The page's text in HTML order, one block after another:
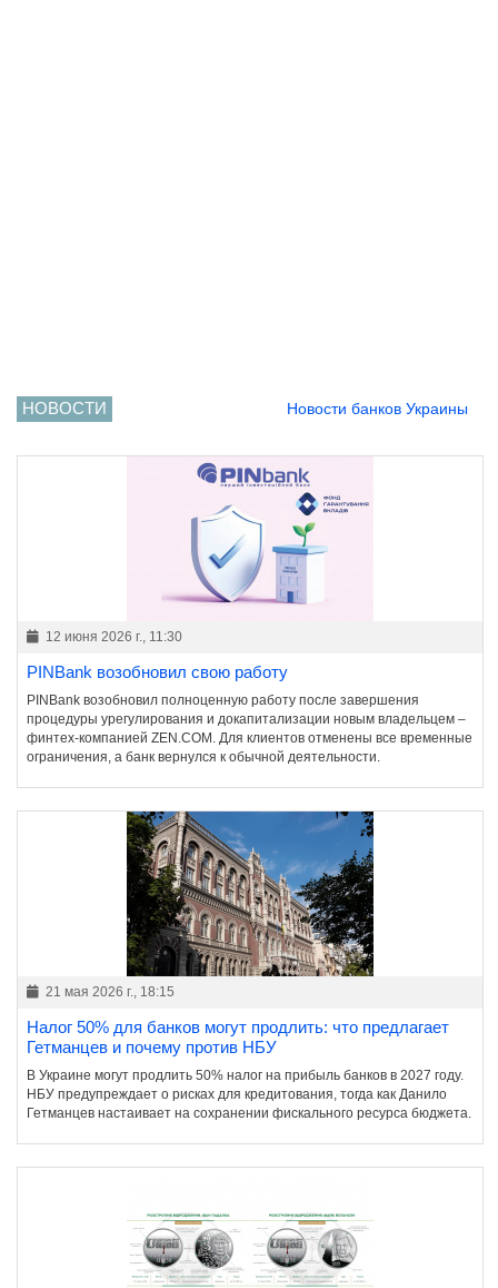
НОВОСТИ Новости банков Украины
12 июня 2026 г., 11:30
PINBank возобновил свою работу
PINBank возобновил полноценную работу после завершения
процедуры урегулирования и докапитализации новым владельцем –
финтех-компанией ZEN.COM. Для клиентов отменены все временные
ограничения, а банк вернулся к обычной деятельности.
21 мая 2026 г., 18:15
Налог 50% для банков могут продлить: что предлагает
Гетманцев и почему против НБУ
В Украине могут продлить 50% налог на прибыль банков в 2027 году.
НБУ предупреждает о рисках для кредитования, тогда как Данило
Гетманцев настаивает на сохранении фискального ресурса бюджета.